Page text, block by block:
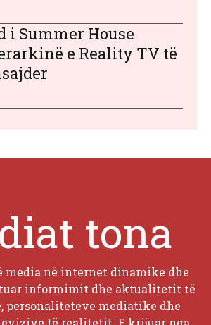
i Summer House
e Reality TV të
tona
media në internet dinamike dhe
informimit dhe aktualitetit të
personaliteteve mediatike dhe